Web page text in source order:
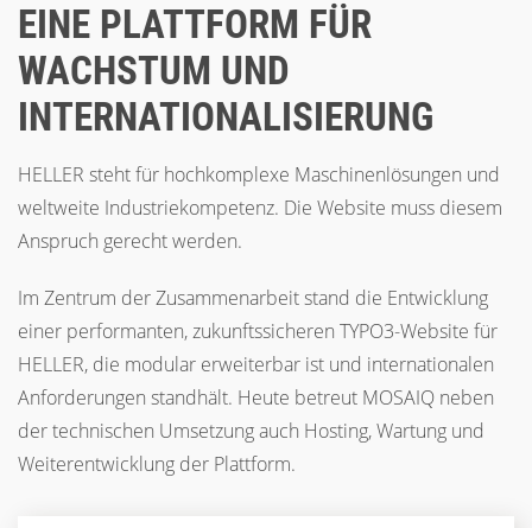
EINE PLATTFORM FÜR
WACHSTUM UND
INTERNATIONALISIERUNG
HELLER steht für hochkomplexe Maschinenlösungen und
weltweite Industriekompetenz. Die Website muss diesem
Anspruch gerecht werden.
Im Zentrum der Zusammenarbeit stand die Entwicklung
einer performanten, zukunftssicheren TYPO3-Website für
HELLER, die modular erweiterbar ist und internationalen
Anforderungen standhält. Heute betreut MOSAIQ neben
der technischen Umsetzung auch Hosting, Wartung und
Weiterentwicklung der Plattform.